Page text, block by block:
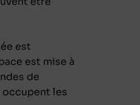
est
est mise à
de
occupent les